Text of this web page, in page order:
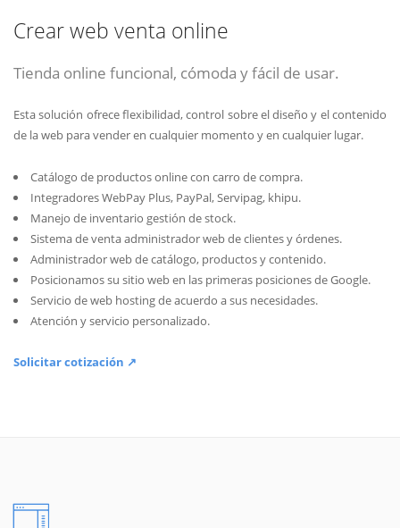
Crear web venta online
Tienda online funcional, cómoda y fácil de usar.
Esta solución ofrece flexibilidad, control sobre el diseño y el contenido
de la web para vender en cualquier momento y en cualquier lugar.
Catálogo de productos online con carro de compra.
Integradores WebPay Plus, PayPal, Servipag, khipu.
Manejo de inventario gestión de stock.
Sistema de venta administrador web de clientes y órdenes.
Administrador web de catálogo, productos y contenido.
Posicionamos su sitio web en las primeras posiciones de Google.
Servicio de web hosting de acuerdo a sus necesidades.
Atención y servicio personalizado.
Solicitar cotización ↗